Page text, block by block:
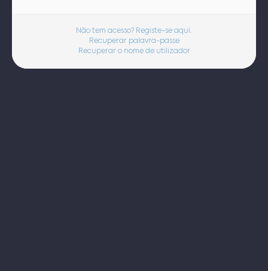
Não tem acesso? Registe-se aqui.
Recuperar palavra-passe
Recuperar o nome de utilizador